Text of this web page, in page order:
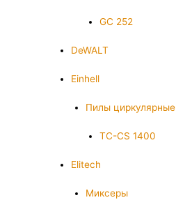
GC 252
DeWALT
Einhell
Пилы циркулярные
TC-CS 1400
Elitech
Миксеры